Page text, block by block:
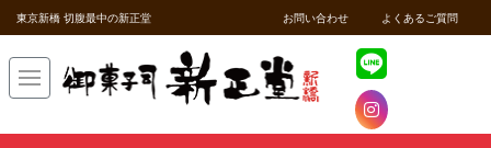
東京新橋 切腹最中の新正堂 お問い合わせ よくあるご質問